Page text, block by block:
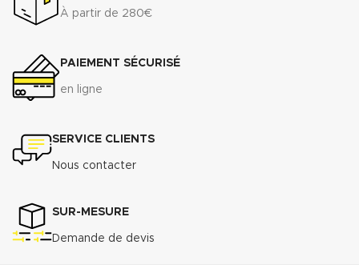
À partir de 280€
PAIEMENT SÉCURISÉ
en ligne
SERVICE CLIENTS
Nous contacter
SUR-MESURE
Demande de devis